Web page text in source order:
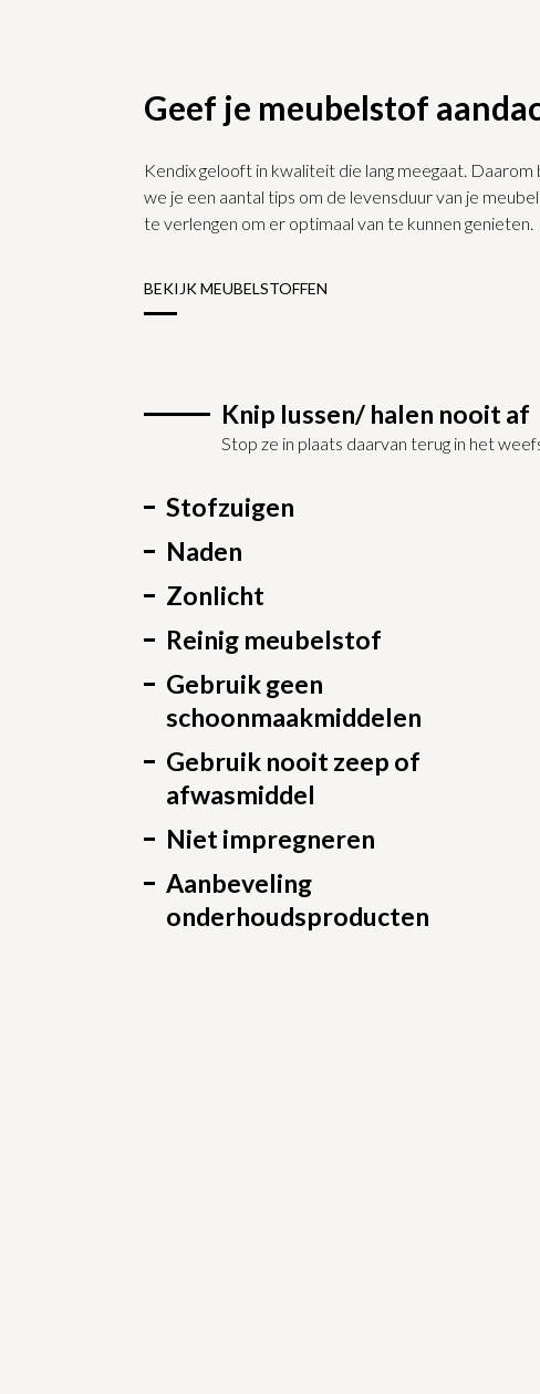
Geef je meubelstof
Kendix gelooft in kwaliteit die lang meegaat. Daarom
we je een aantal tips om de levensduur van je
te verlengen om er optimaal van te kunnen genieten.
BEKIJK MEUBELSTOFFEN
Knip lussen/ halen nooit af
Stop ze in plaats daarvan terug in het
Stofzuigen
Naden
Zonlicht
Reinig meubelstof
Gebruik geen
schoonmaakmiddelen
Gebruik nooit zeep of
afwasmiddel
Niet impregneren
Aanbeveling
onderhoudsproducten